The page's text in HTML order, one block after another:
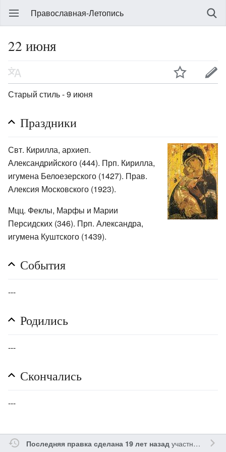
Православная-Летопись
22 июня
Старый стиль - 9 июня
Праздники
Свт. Кирилла, архиеп.
Александрийского (444). Прп. Кирилла,
игумена Белоезерского (1427). Прав.
Алексия Московского (1923).
Мцц. Феклы, Марфы и Марии
Персидских (346). Прп. Александра,
игумена Куштского (1439).
События
---
Родились
---
Скончались
---
Последняя правка сделана 19 лет назадучастником Gleb